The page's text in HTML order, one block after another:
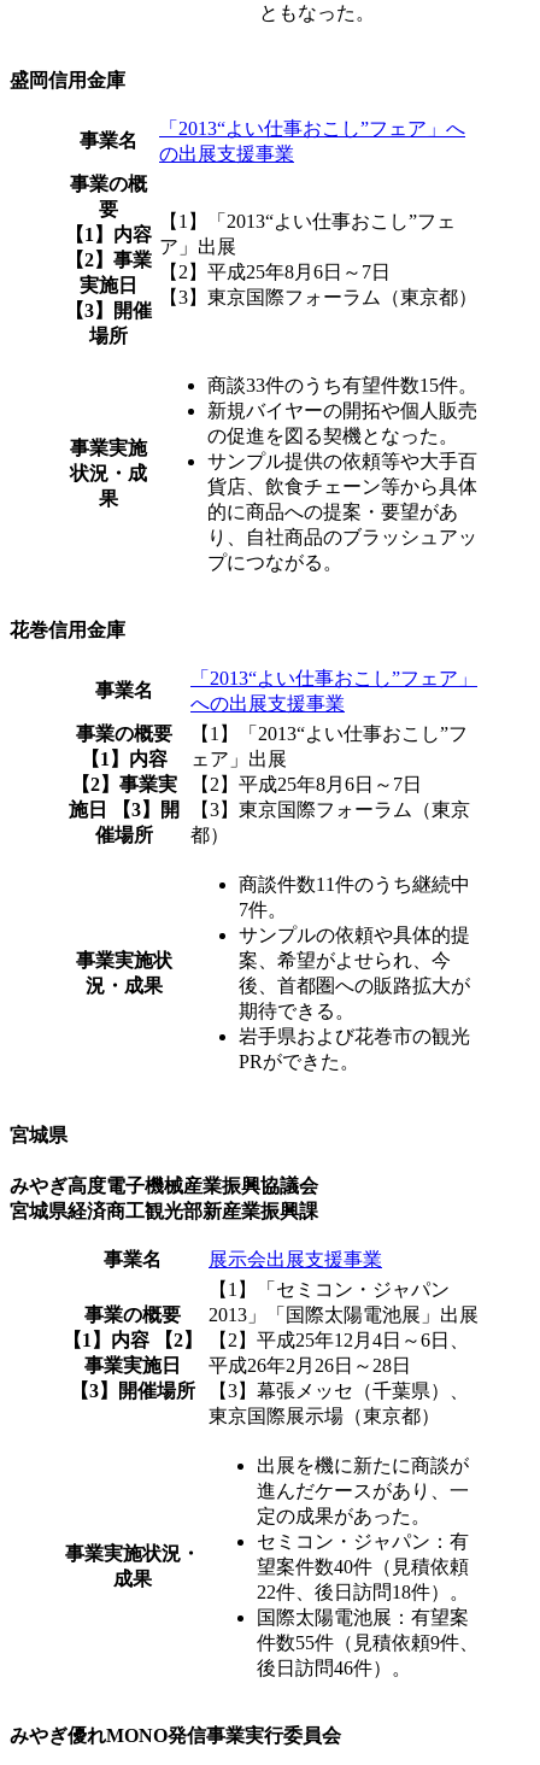
ともなった。
盛岡信用金庫
事業名
「2013“よい仕事おこし”フェア」へ
の出展支援事業
事業の概
要
【1】内容
【2】事業
実施日
【3】開催
場所
【1】「2013“よい仕事おこし”フェ
ア」出展
【2】平成25年8月6日～7日
【3】東京国際フォーラム（東京都）
事業実施
状況・成
果
商談33件のうち有望件数15件。
新規バイヤーの開拓や個人販売
の促進を図る契機となった。
サンプル提供の依頼等や大手百
貨店、飲食チェーン等から具体
的に商品への提案・要望があ
り、自社商品のブラッシュアッ
プにつながる。
花巻信用金庫
事業名
「2013“よい仕事おこし”フェア」
への出展支援事業
事業の概要
【1】内容
【2】事業実
施日 【3】開
催場所
【1】「2013“よい仕事おこし”フ
ェア」出展
【2】平成25年8月6日～7日
【3】東京国際フォーラム（東京
都）
事業実施状
況・成果
商談件数11件のうち継続中
7件。
サンプルの依頼や具体的提
案、希望がよせられ、今
後、首都圏への販路拡大が
期待できる。
岩手県および花巻市の観光
PRができた。
宮城県
みやぎ高度電子機械産業振興協議会
宮城県経済商工観光部新産業振興課
事業名 展示会出展支援事業
事業の概要
【1】内容 【2】
事業実施日
【3】開催場所
【1】「セミコン・ジャパン
2013」「国際太陽電池展」出展
【2】平成25年12月4日～6日、
平成26年2月26日～28日
【3】幕張メッセ（千葉県）、
東京国際展示場（東京都）
事業実施状況・
成果
出展を機に新たに商談が
進んだケースがあり、一
定の成果があった。
セミコン・ジャパン：有
望案件数40件（見積依頼
22件、後日訪問18件）。
国際太陽電池展：有望案
件数55件（見積依頼9件、
後日訪問46件）。
みやぎ優れMONO発信事業実行委員会